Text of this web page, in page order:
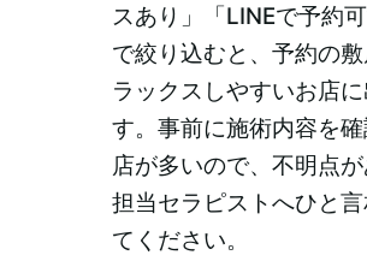
スあり」「LINEで予約
で絞り込むと、予約の敷
ラックスしやすいお店
す。事前に施術内容を
店が多いので、不明点
担当セラピストへひと
てください。